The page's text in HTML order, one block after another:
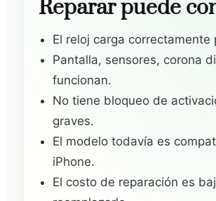
Reparar puede
El reloj carga correctamente
Pantalla, sensores, corona
funcionan.
No tiene bloqueo de
graves.
El modelo todavía es
iPhone.
El costo de reparación es